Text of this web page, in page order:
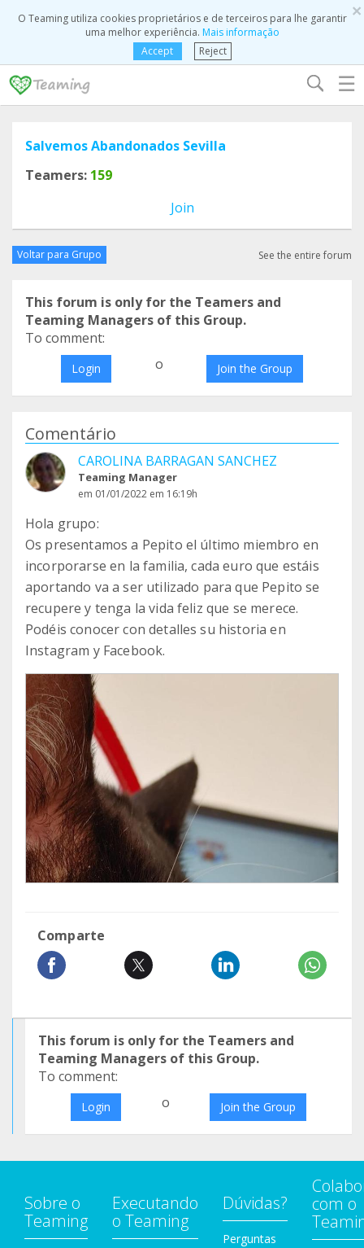
×
O Teaming utiliza cookies proprietários e de terceiros para lhe garantir
uma melhor experiência. Mais informação
Accept
Reject
☰
Salvemos Abandonados Sevilla
Teamers: 159
Join
Voltar para Grupo See the entire forum
This forum is only for the Teamers and
Teaming Managers of this Group.
To comment:
Login o Join the Group
Comentário
CAROLINA BARRAGAN SANCHEZ
Teaming Manager
em 01/01/2022 em 16:19h
Hola grupo:
Os presentamos a Pepito el último miembro en
incorporarse en la familia, cada euro que estáis
aportando va a ser utilizado para que Pepito se
recupere y tenga la vida feliz que se merece.
Podéis conocer con detalles su historia en
Instagram y Facebook.
Comparte
This forum is only for the Teamers and
Teaming Managers of this Group.
To comment:
Login o Join the Group
Sobre o
Teaming
Executando
o Teaming
Dúvidas?
Perguntas
com o